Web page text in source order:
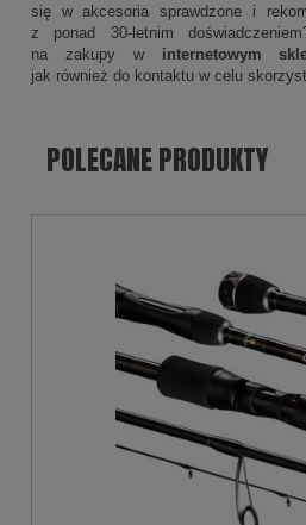
się w akcesoria sprawdzone i
z ponad 30-letnim
na zakupy w internetowym
jak również do kontaktu w celu
POLECANE PRODUKTY